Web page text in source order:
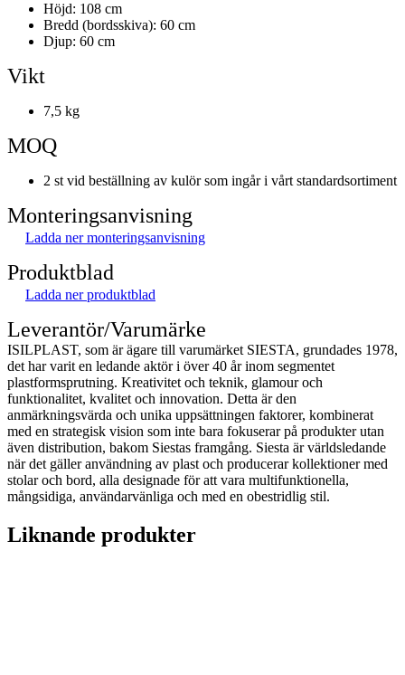
Höjd: 108 cm
Bredd (bordsskiva): 60 cm
Djup: 60 cm
Vikt
7,5 kg
MOQ
2 st vid beställning av kulör som ingår i vårt standardsortiment
Monteringsanvisning
Ladda ner monteringsanvisning
Produktblad
Ladda ner produktblad
Leverantör/Varumärke
ISILPLAST, som är ägare till varumärket SIESTA, grundades 1978,
det har varit en ledande aktör i över 40 år inom segmentet
plastformsprutning. Kreativitet och teknik, glamour och
funktionalitet, kvalitet och innovation. Detta är den
anmärkningsvärda och unika uppsättningen faktorer, kombinerat
med en strategisk vision som inte bara fokuserar på produkter utan
även distribution, bakom Siestas framgång. Siesta är världsledande
när det gäller användning av plast och producerar kollektioner med
stolar och bord, alla designade för att vara multifunktionella,
mångsidiga, användarvänliga och med en obestridlig stil.
Liknande produkter